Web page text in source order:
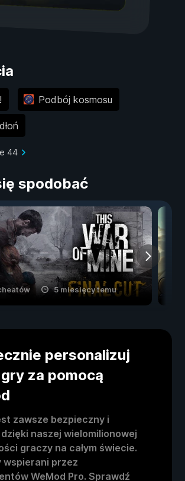
Podbój kosmosu
44
spodobać
5 miesięcy temu
personalizuj
za pomocą
zawsze bezpieczny i
naszej wielomilionowej
graczy na całym świecie.
wspierani przez
WeMod Pro. Sprawdź